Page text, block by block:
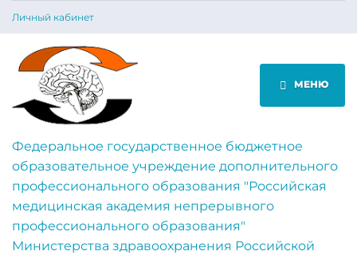
Личный кабинет
МЕНЮ
Федеральное государственное бюджетное
образовательное учреждение дополнительного
профессионального образования "Российская
медицинская академия непрерывного
профессионального образования"
Министерства здравоохранения Российской